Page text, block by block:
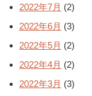
2022年7月 (2)
2022年6月 (3)
2022年5月 (2)
2022年4月 (2)
2022年3月 (3)